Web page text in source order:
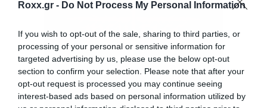
Roxx.gr - Do Not Process My Personal Information
If you wish to opt-out of the sale, sharing to third parties, or
processing of your personal or sensitive information for
targeted advertising by us, please use the below opt-out
section to confirm your selection. Please note that after your
opt-out request is processed you may continue seeing
interest-based ads based on personal information utilized by
Το κορίτσι που είναι ασθενής της ψυχολόγου,
για μία τριετία, υποστηρίζει ότι έχει κυριευτεί
από έναν δαίμονα και ο παρουσιαστής, επιμένει
παρά τις αντιρρήσεις της ψυχολόγου, να φέρει